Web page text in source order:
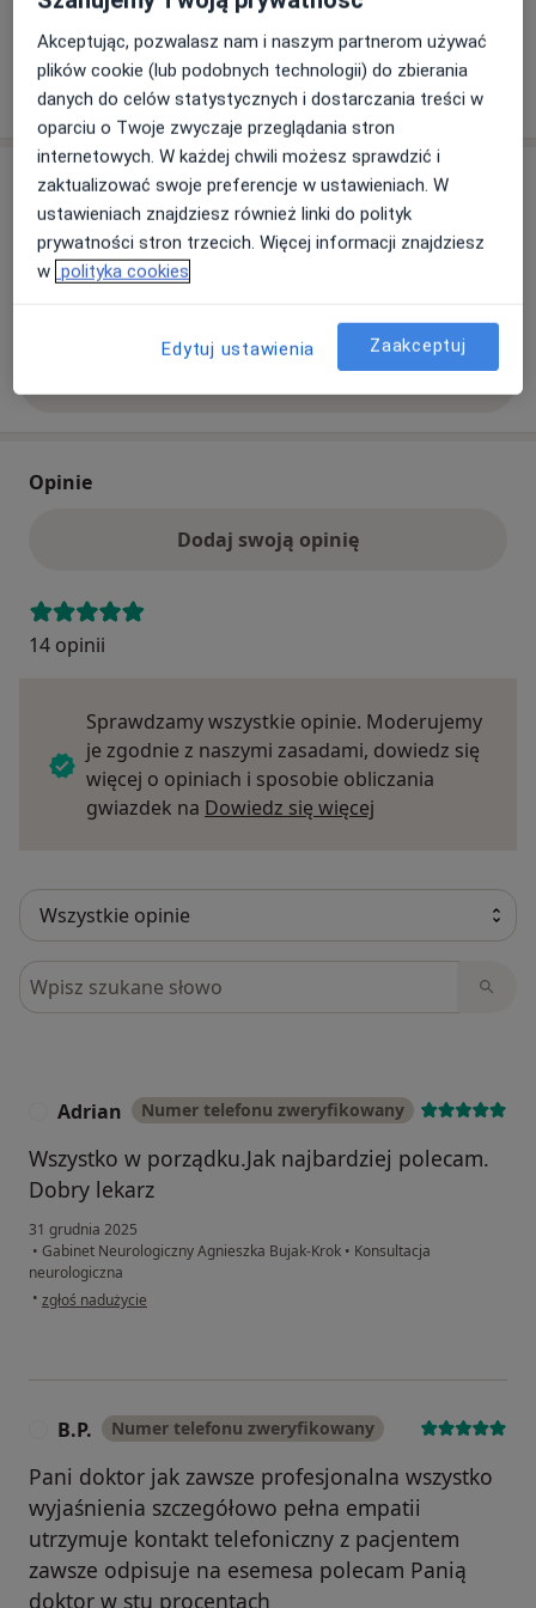
Pokaż więcej
o adresie
Ubezpieczenia - brak akceptowanych
Ten specjalista przyjmuje wyłącznie pacjentów
prywatnych. Możesz opłacić wizytę samodzielnie lub
znaleźć innego specjalistę, który akceptuje Twoje
Opinie
Dodaj swoją opinię
14 opinii
Sprawdzamy wszystkie opinie. Moderujemy
je zgodnie z naszymi zasadami, dowiedz się
więcej o opiniach i sposobie obliczania
gwiazdek na Dowiedz się więcej
Szukaj w opiniach
Adrian Numer telefonu zweryfikowany
Wszystko w porządku.Jak najbardziej polecam.
Dobry lekarz
31 grudnia 2025
• Gabinet Neurologiczny Agnieszka Bujak-Krok • Konsultacja
neurologiczna
• w opinii użytkownika Adrian
zgłoś nadużycie
B.P. Numer telefonu zweryfikowany
Pani doktor jak zawsze profesjonalna wszystko
wyjaśnienia szczegółowo pełna empatii
utrzymuje kontakt telefoniczny z pacjentem
zawsze odpisuje na esemesa polecam Panią
doktor w stu procentach
Akceptując, pozwalasz nam i naszym partnerom używać
plików cookie (lub podobnych technologii) do zbierania
danych do celów statystycznych i dostarczania treści w
oparciu o Twoje zwyczaje przeglądania stron
internetowych. W każdej chwili możesz sprawdzić i
zaktualizować swoje preferencje w ustawieniach. W
ustawieniach znajdziesz również linki do polityk
prywatności stron trzecich. Więcej informacji znajdziesz
w polityka cookies
Edytuj ustawienia Zaakceptuj